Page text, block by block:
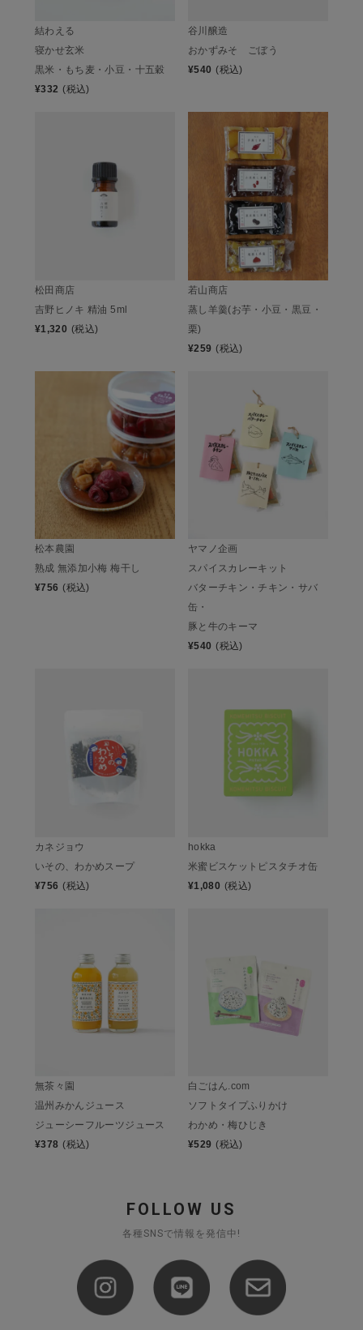
結わえる
寝かせ玄米
黒米・もち麦・小豆・十五穀
¥332 (税込)
谷川醸造
おかずみそ ごぼう
¥540 (税込)
松田商店
吉野ヒノキ 精油 5ml
¥1,320 (税込)
若山商店
蒸し羊羹(お芋・小豆・黒豆・
栗)
¥259 (税込)
松本農園
熟成 無添加小梅 梅干し
¥756 (税込)
ヤマノ企画
スパイスカレーキット
バターチキン・チキン・サバ
缶・
豚と牛のキーマ
¥540 (税込)
カネジョウ
いその、わかめスープ
¥756 (税込)
hokka
米蜜ビスケットピスタチオ缶
¥1,080 (税込)
無茶々園
温州みかんジュース
ジューシーフルーツジュース
¥378 (税込)
白ごはん.com
ソフトタイプふりかけ
わかめ・梅ひじき
¥529 (税込)
FOLLOW US
各種SNSで情報を発信中!